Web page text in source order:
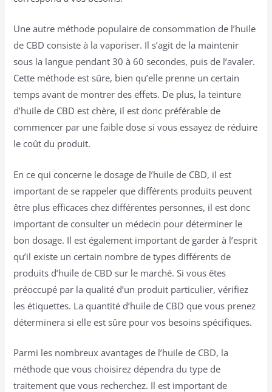
Une autre méthode populaire de consommation de l’huile
de CBD consiste à la vaporiser. Il s’agit de la maintenir
sous la langue pendant 30 à 60 secondes, puis de l’avaler.
Cette méthode est sûre, bien qu’elle prenne un certain
temps avant de montrer des effets. De plus, la teinture
d’huile de CBD est chère, il est donc préférable de
commencer par une faible dose si vous essayez de réduire
le coût du produit.
En ce qui concerne le dosage de l’huile de CBD, il est
important de se rappeler que différents produits peuvent
être plus efficaces chez différentes personnes, il est donc
important de consulter un médecin pour déterminer le
bon dosage. Il est également important de garder à l’esprit
qu’il existe un certain nombre de types différents de
produits d’huile de CBD sur le marché. Si vous êtes
préoccupé par la qualité d’un produit particulier, vérifiez
les étiquettes. La quantité d’huile de CBD que vous prenez
déterminera si elle est sûre pour vos besoins spécifiques.
Parmi les nombreux avantages de l’huile de CBD, la
méthode que vous choisirez dépendra du type de
traitement que vous recherchez. Il est important de